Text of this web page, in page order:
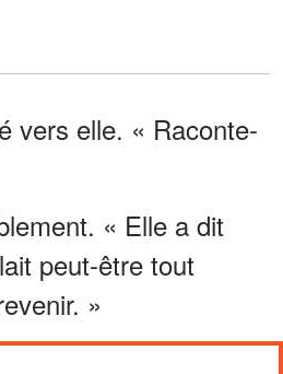
vers elle. « Raconte-
« Elle a dit
peut-être tout
»